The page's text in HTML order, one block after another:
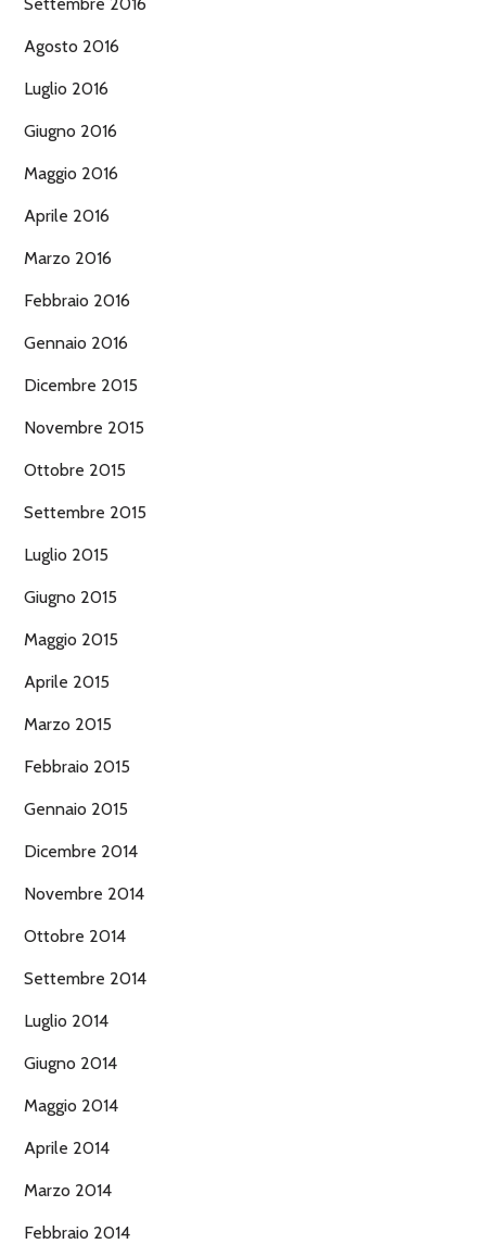
Agosto 2016
Luglio 2016
Giugno 2016
Maggio 2016
Aprile 2016
Marzo 2016
Febbraio 2016
Gennaio 2016
Dicembre 2015
Novembre 2015
Ottobre 2015
Settembre 2015
Luglio 2015
Giugno 2015
Maggio 2015
Aprile 2015
Marzo 2015
Febbraio 2015
Gennaio 2015
Dicembre 2014
Novembre 2014
Ottobre 2014
Settembre 2014
Luglio 2014
Giugno 2014
Maggio 2014
Aprile 2014
Marzo 2014
Febbraio 2014